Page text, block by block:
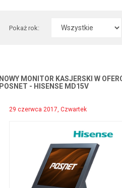
Pokaż rok:
NOWY MONITOR KASJERSKI W
POSNET - HISENSE MD15V
29 czerwca 2017, Czwartek